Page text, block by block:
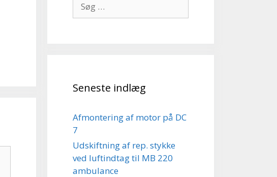
efter:
Seneste indlæg
Afmontering af motor på DC
7
Udskiftning af rep. stykke
ved luftindtag til MB 220
ambulance